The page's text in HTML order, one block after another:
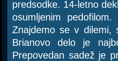
predsodke. 14-letno
osumljenim
Znajdemo se v dilemi,
Brianovo delo je
Prepovedan sadež je